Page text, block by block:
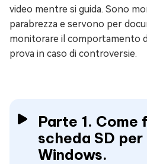
video mentre si guida. Sono
parabrezza e servono per
monitorare il comportamento
prova in caso di controversie.
Parte 1.
scheda SD per
Windows.